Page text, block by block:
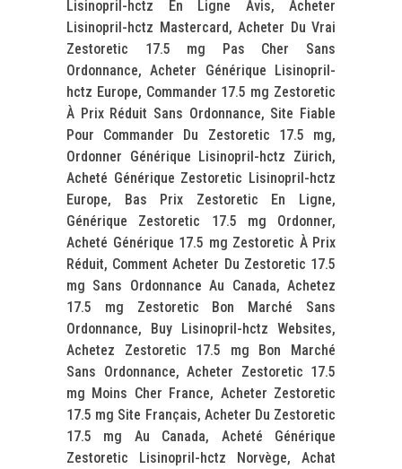
Lisinopril-hctz En Ligne Avis, Acheter
Lisinopril-hctz Mastercard, Acheter Du Vrai
Zestoretic 17.5 mg Pas Cher Sans
Ordonnance, Acheter Générique Lisinopril-
hctz Europe, Commander 17.5 mg Zestoretic
À Prix Réduit Sans Ordonnance, Site Fiable
Pour Commander Du Zestoretic 17.5 mg,
Ordonner Générique Lisinopril-hctz Zürich,
Acheté Générique Zestoretic Lisinopril-hctz
Europe, Bas Prix Zestoretic En Ligne,
Générique Zestoretic 17.5 mg Ordonner,
Acheté Générique 17.5 mg Zestoretic À Prix
Réduit, Comment Acheter Du Zestoretic 17.5
mg Sans Ordonnance Au Canada, Achetez
17.5 mg Zestoretic Bon Marché Sans
Ordonnance, Buy Lisinopril-hctz Websites,
Achetez Zestoretic 17.5 mg Bon Marché
Sans Ordonnance, Acheter Zestoretic 17.5
mg Moins Cher France, Acheter Zestoretic
17.5 mg Site Français, Acheter Du Zestoretic
17.5 mg Au Canada, Acheté Générique
Zestoretic Lisinopril-hctz Norvège, Achat